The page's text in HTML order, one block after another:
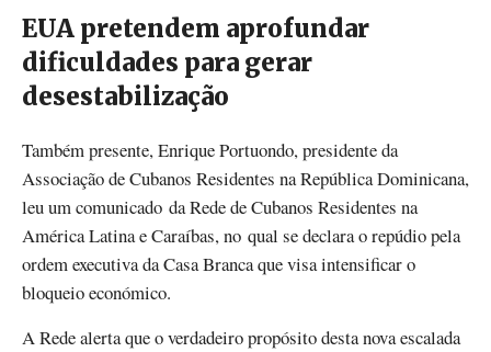
EUA pretendem aprofundar
dificuldades para gerar
desestabilização
Também presente, Enrique Portuondo, presidente da
Associação de Cubanos Residentes na República Dominicana,
leu um comunicado da Rede de Cubanos Residentes na
América Latina e Caraíbas, no qual se declara o repúdio pela
ordem executiva da Casa Branca que visa intensificar o
bloqueio económico.
A Rede alerta que o verdadeiro propósito desta nova escalada